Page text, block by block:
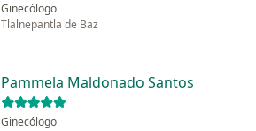
Ginecólogo
Tlalnepantla de Baz
Pammela Maldonado Santos
Ginecólogo